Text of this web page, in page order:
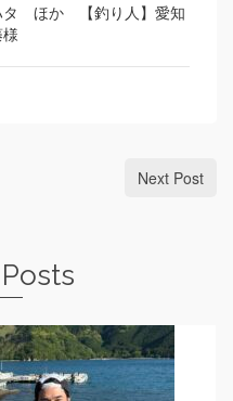
タ ほか 【釣り人】愛知
Next Post